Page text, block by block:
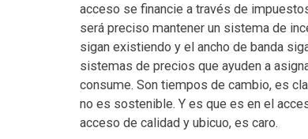
acceso se financie a través de
será preciso mantener un sistema de
sigan existiendo y el ancho de banda
sistemas de precios que ayuden a
consume. Son tiempos de cambio, es
no es sostenible. Y es que es en el
acceso de calidad y ubicuo, es caro.